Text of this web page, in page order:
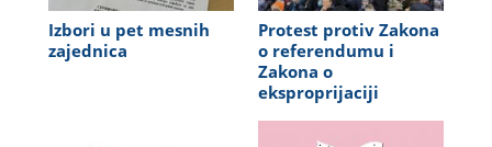
Izbori u pet mesnih
zajednica
Protest protiv Zakona
o referendumu i
Zakona o
eksproprijaciji